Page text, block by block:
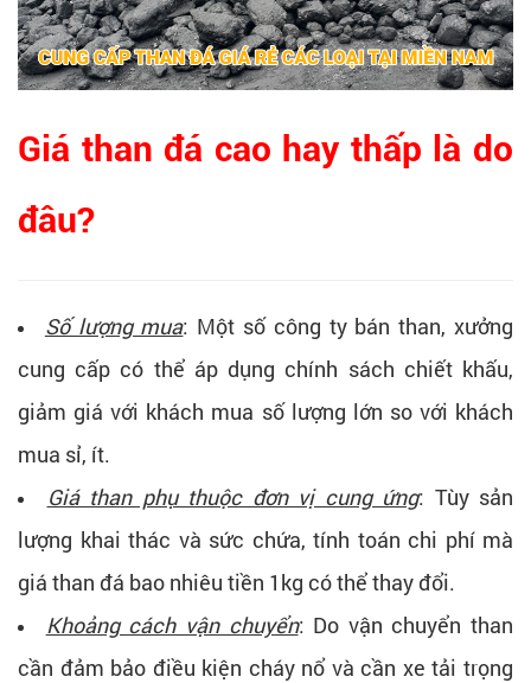
Giá than đá cao hay thấp là do
đâu?
Số lượng mua: Một số công ty bán than, xưởng
cung cấp có thể áp dụng chính sách chiết khấu,
giảm giá với khách mua số lượng lớn so với khách
mua sỉ, ít.
Giá than phụ thuộc đơn vị cung ứng: Tùy sản
lượng khai thác và sức chứa, tính toán chi phí mà
giá than đá bao nhiêu tiền 1kg có thể thay đổi.
Khoảng cách vận chuyển: Do vận chuyển than
cần đảm bảo điều kiện cháy nổ và cần xe tải trọng